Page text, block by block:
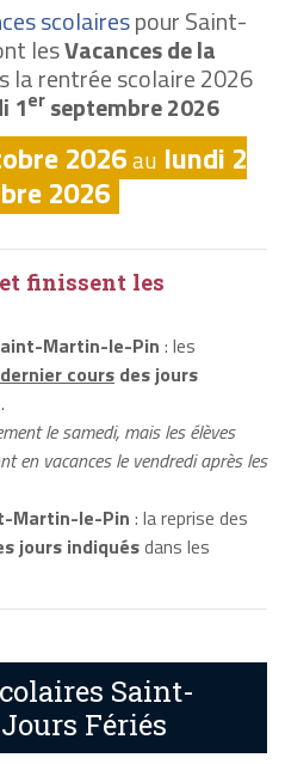
scolairespour Saint-
lesVacances de la
la rentrée scolaire 2026
1er septembre 2026
2026au lundi 2
2026
finissent les
Martin-le-Pin : les
cours des jours
le samedi, mais les élèves
en vacances le vendredi après les
Martin-le-Pin : la reprise des
jours indiquésdans les
Saint-
Fériés